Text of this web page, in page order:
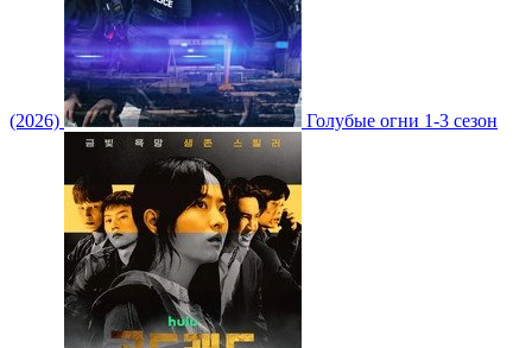
(2026) Голубые огни 1-3 сезон